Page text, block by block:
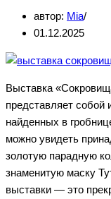
автор: Mia
01.12.2025
Выставка
представляет собой
найденных в
можно увидеть
золотую парадную
знаменитую маску
выставки — это